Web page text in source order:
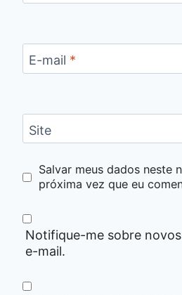
E-mail *
Site
Salvar meus dados neste
próxima vez que eu
Notifique-me sobre
e-mail.